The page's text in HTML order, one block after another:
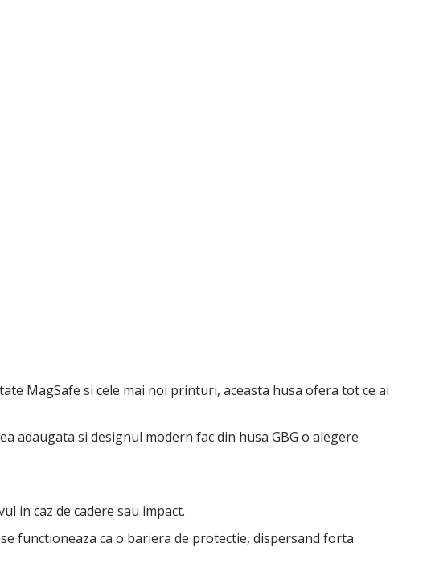
MagSafe si cele mai noi printuri, aceasta husa ofera tot ce ai
si designul modern fac din husa GBG o alegere
in caz de cadere sau impact.
functioneaza ca o bariera de protectie, dispersand forta